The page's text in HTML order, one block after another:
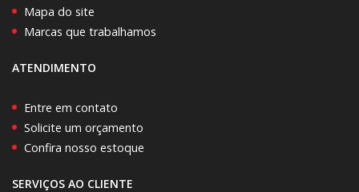
Mapa do site
Marcas que trabalhamos
ATENDIMENTO
Entre em contato
Solicite um orçamento
Confira nosso estoque
SERVIÇOS AO CLIENTE